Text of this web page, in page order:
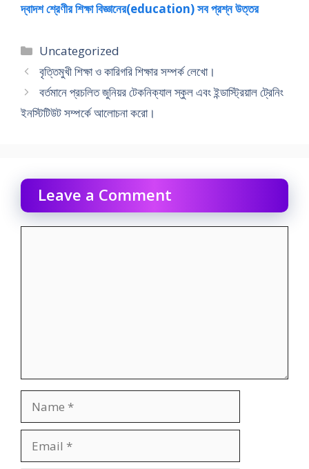
দ্বাদশ শ্রেণীর শিক্ষা বিজ্ঞানের(education) সব প্রশ্ন উত্তর
Categories
Uncategorized
বৃত্তিমুখী শিক্ষা ও কারিগরি শিক্ষার সম্পর্ক লেখো।
বর্তমানে প্রচলিত জুনিয়র টেকনিক্যাল স্কুল এবং ইন্ডাস্ট্রিয়াল ট্রেনিং
ইনস্টিটিউট সম্পর্কে আলােচনা করাে।
Leave a Comment